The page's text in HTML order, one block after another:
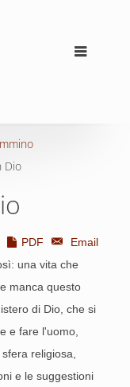
Dio
PDF
Email
una vita che
manca questo
di Dio, che si
e fare l'uomo,
religiosa,
e le suggestioni